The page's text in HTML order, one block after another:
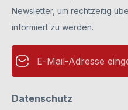
Newsletter, um rechtzeitig
informiert zu werden.
E-Mail-Adresse*
Datenschutz